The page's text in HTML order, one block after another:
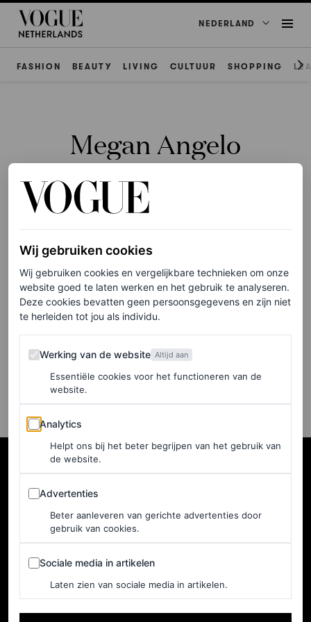
NEDERLAND
FASHION BEAUTY LIVING CULTUUR SHOPPING
Megan Angelo
TV & FILM
Waarom zijn ook vrouwen
in de 40 geobsedeerd door
‘The Summer I Turned
Pretty’?
MEGAN ANGELO
Home
Wij gebruiken cookies
Wij gebruiken cookies en vergelijkbare technieken om onze
website goed te laten werken en het gebruik te analyseren.
Deze cookies bevatten geen persoonsgegevens en zijn niet
te herleiden tot jou als individu.
Werking van de website
Werking van de website Altijd aan
Essentiële cookies voor het functioneren van de
website.
Analytics
Analytics
Helpt ons bij het beter begrijpen van het gebruik van
de website.
Advertenties
Advertenties
Beter aanleveren van gerichte advertenties door
gebruik van cookies.
Sociale media in artikelen
Sociale media in artikelen
Laten zien van sociale media in artikelen.